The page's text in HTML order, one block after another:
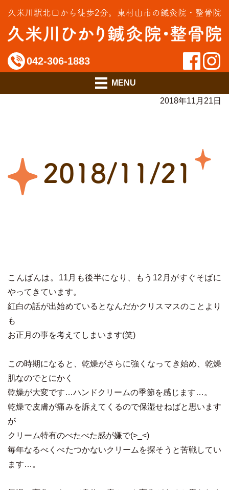
久米川駅北口から徒歩2分。 東村山市の鍼灸院・整骨院
042-306-1883
料金のご案内
アクセス
2018年11月21日
2018/11/21
こんばんは。11月も後半になり、もう12月がすぐそばに
やってきています。
紅白の話が出始めているとなんだかクリスマスのことより
も
お正月の事を考えてしまいます(笑)
この時期になると、乾燥がさらに強くなってき始め、乾燥
肌なのでとにかく
乾燥が大変です…ハンドクリームの季節を感じます…。
乾燥で皮膚が痛みを訴えてくるので保湿せねばと思います
が
クリーム特有のべたべた感が嫌で(>_<)
毎年なるべくべたつかないクリームを探そうと苦戦してい
ます…。